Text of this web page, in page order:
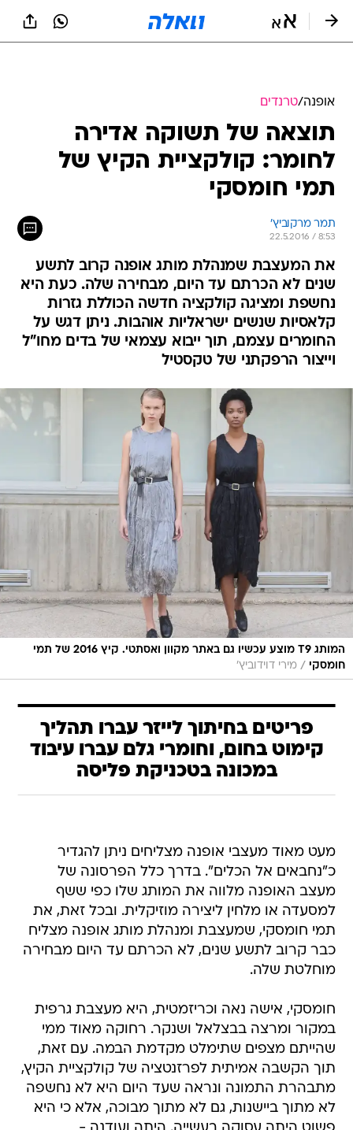
אופנה/טרנדים
תוצאה של תשוקה אדירה
לחומר: קולקציית הקיץ של
תמי חומסקי
תמר מרקוביץ'
22.5.2016 / 8:53
את המעצבת שמנהלת מותג אופנה קרוב לתשע
שנים לא הכרתם עד היום, מבחירה שלה. כעת היא
נחשפת ומציגה קולקציה חדשה הכוללת גזרות
קלאסיות שנשים ישראליות אוהבות. ניתן דגש על
החומרים עצמם, תוך ייבוא עצמאי של בדים מחו"ל
וייצור הרפקתני של טקסטיל
המותג T9 מוצע עכשיו גם באתר מקוון ואסתטי. קיץ 2016 של תמי
חומסקי / מירי דוידוביץ'
פריטים בחיתוך לייזר עברו תהליך
קימוט בחום, וחומרי גלם עברו עיבוד
במכונה בטכניקת פליסה
מעט מאוד מעצבי אופנה מצליחים ניתן להגדיר
כ"נחבאים אל הכלים". בדרך כלל הפרסונה של
מעצב האופנה מלווה את המותג שלו כפי ששף
למסעדה או מלחין ליצירה מוזיקלית. ובכל זאת, את
תמי חומסקי, שמעצבת ומנהלת מותג אופנה מצליח
כבר קרוב לתשע שנים, לא הכרתם עד היום מבחירה
מוחלטת שלה.
חומסקי, אישה נאה וכריזמטית, היא מעצבת גרפית
במקור ומרצה בבצלאל ושנקר. רחוקה מאוד ממי
שהייתם מצפים שתימלט מקדמת הבמה. עם זאת,
תוך הקשבה אמיתית לפרזנטציה של קולקציית הקיץ,
מתבהרת התמונה ונראה שעד היום היא לא נחשפה
לא מתוך ביישנות, גם לא מתוך מבוכה, אלא כי היא